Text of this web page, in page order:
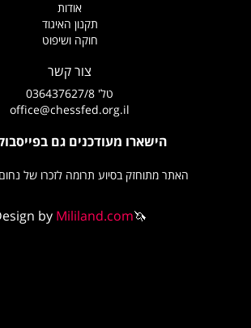
תקנון האיגוד
חוקה ושיפוט
office@chessfed.org.il
הישארו מעודכנים גם בפייסבוק
האתר מתוחזק בסיוע תרומה לזכרו של נחום נפתלי ז"ל
Design byMililand.com